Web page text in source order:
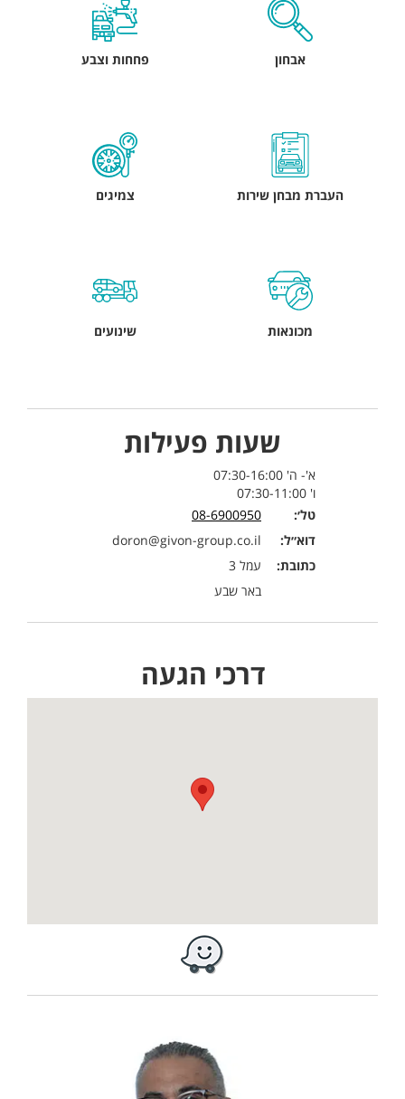
אבחון פחחות וצבע
העברת מבחן שירות צמיגים
מכונאות שינועים
שעות פעילות
א'- ה' 07:30-16:00
ו' 07:30-11:00
טל׳:
08-6900950
דוא״ל:
doron@givon-group.co.il
כתובת:
עמל 3
באר שבע
דרכי הגעה